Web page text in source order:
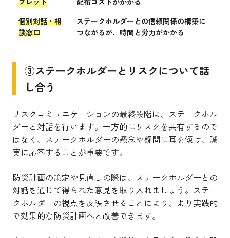
個別対話・相
談窓口
ステークホルダーとの信頼関係の構築に
つながるが、時間と労力がかかる
③ステークホルダーとリスクについて話
し合う
リスクコミュニケーションの最終段階は、ステークホル
ダーと対話を行います。一方的にリスクを共有するので
はなく、ステークホルダーの懸念や疑問に耳を傾け、誠
実に応答することが重要です。
防災計画の策定や見直しの際は、ステークホルダーとの
対話を通じて得られた意見を取り入れましょう。ステー
クホルダーの視点を反映させることにより、より実践的
で効果的な防災計画へと改善できます。